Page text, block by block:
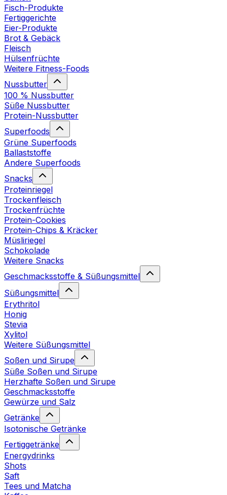
Fisch-Produkte
Fertiggerichte
Eier-Produkte
Brot & Gebäck
Fleisch
Hülsenfrüchte
Weitere Fitness-Foods
Nussbutter
100 % Nussbutter
Süße Nussbutter
Protein-Nussbutter
Superfoods
Grüne Superfoods
Ballaststoffe
Andere Superfoods
Snacks
Proteinriegel
Trockenfleisch
Trockenfrüchte
Protein-Cookies
Protein-Chips & Kräcker
Müsliriegel
Schokolade
Weitere Snacks
Geschmacksstoffe & Süßungsmittel
Süßungsmittel
Erythritol
Honig
Stevia
Xylitol
Weitere Süßungsmittel
Soßen und Sirupe
Süße Soßen und Sirupe
Herzhafte Soßen und Sirupe
Geschmacksstoffe
Gewürze und Salz
Getränke
Isotonische Getränke
Fertiggetränke
Energydrinks
Shots
Saft
Tees und Matcha